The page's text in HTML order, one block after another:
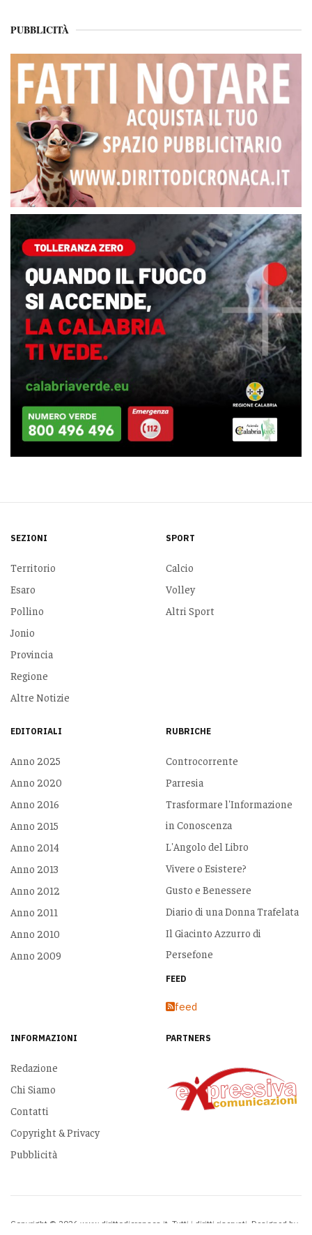
PUBBLICITÀ
SEZIONI
Territorio
Esaro
Pollino
Jonio
Provincia
Regione
Altre Notizie
SPORT
Calcio
Volley
Altri Sport
EDITORIALI
Anno 2025
Anno 2020
Anno 2016
Anno 2015
Anno 2014
Anno 2013
Anno 2012
Anno 2011
Anno 2010
Anno 2009
RUBRICHE
Controcorrente
Parresia
Trasformare l'Informazione
in Conoscenza
L'Angolo del Libro
Vivere o Esistere?
Gusto e Benessere
Diario di una Donna Trafelata
Il Giacinto Azzurro di
Persefone
FEED
feed
INFORMAZIONI
Redazione
Chi Siamo
Contatti
Copyright & Privacy
Pubblicità
PARTNERS
Copyright © 2026 www.dirittodicronaca.it. Tutti i diritti riservati. Designed by